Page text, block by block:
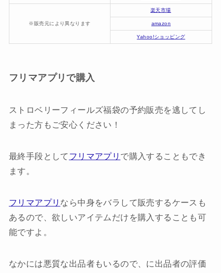
※販売元により異なります
楽天市場
amazon
Yahoo!ショッピング
フリマアプリで購入
ストロベリーフィールズ福袋の予約販売を逃してし
まった方もご安心ください！
最終手段として フリマアプリ で購入することもでき
ます。
フリマアプリ なら中身をバラして販売するケースも
あるので、欲しいアイテムだけを購入することも可
能ですよ。
なかには悪質な出品者もいるので、に出品者の評価